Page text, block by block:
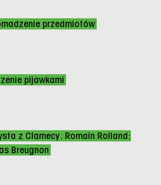
przedmiotów
pijawkami
z Clamecy. Romain Rolland:
Breugnon